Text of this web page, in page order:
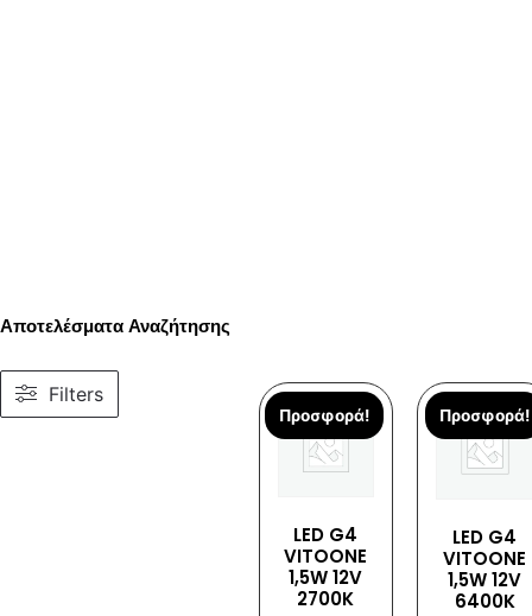
Αποτελέσματα Αναζήτησης
Filters
Προσφορά!
LED G4
VITOONE
1,5W 12V
2700K
Προσφορά!
LED G4
VITOONE
1,5W 12V
6400K